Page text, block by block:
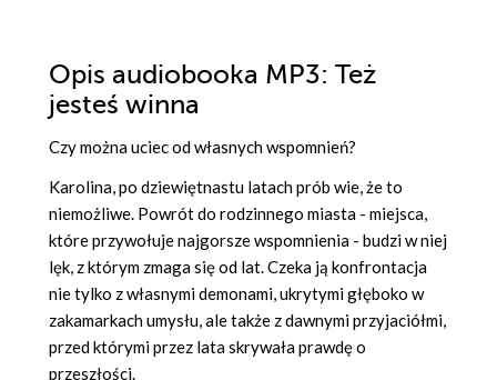
Opis audiobooka MP3: Też
jesteś winna
Czy można uciec od własnych wspomnień?
Karolina, po dziewiętnastu latach prób wie, że to
niemożliwe. Powrót do rodzinnego miasta - miejsca,
które przywołuje najgorsze wspomnienia - budzi w niej
lęk, z którym zmaga się od lat. Czeka ją konfrontacja
nie tylko z własnymi demonami, ukrytymi głęboko w
zakamarkach umysłu, ale także z dawnymi przyjaciółmi,
przed którymi przez lata skrywała prawdę o
przeszłości.